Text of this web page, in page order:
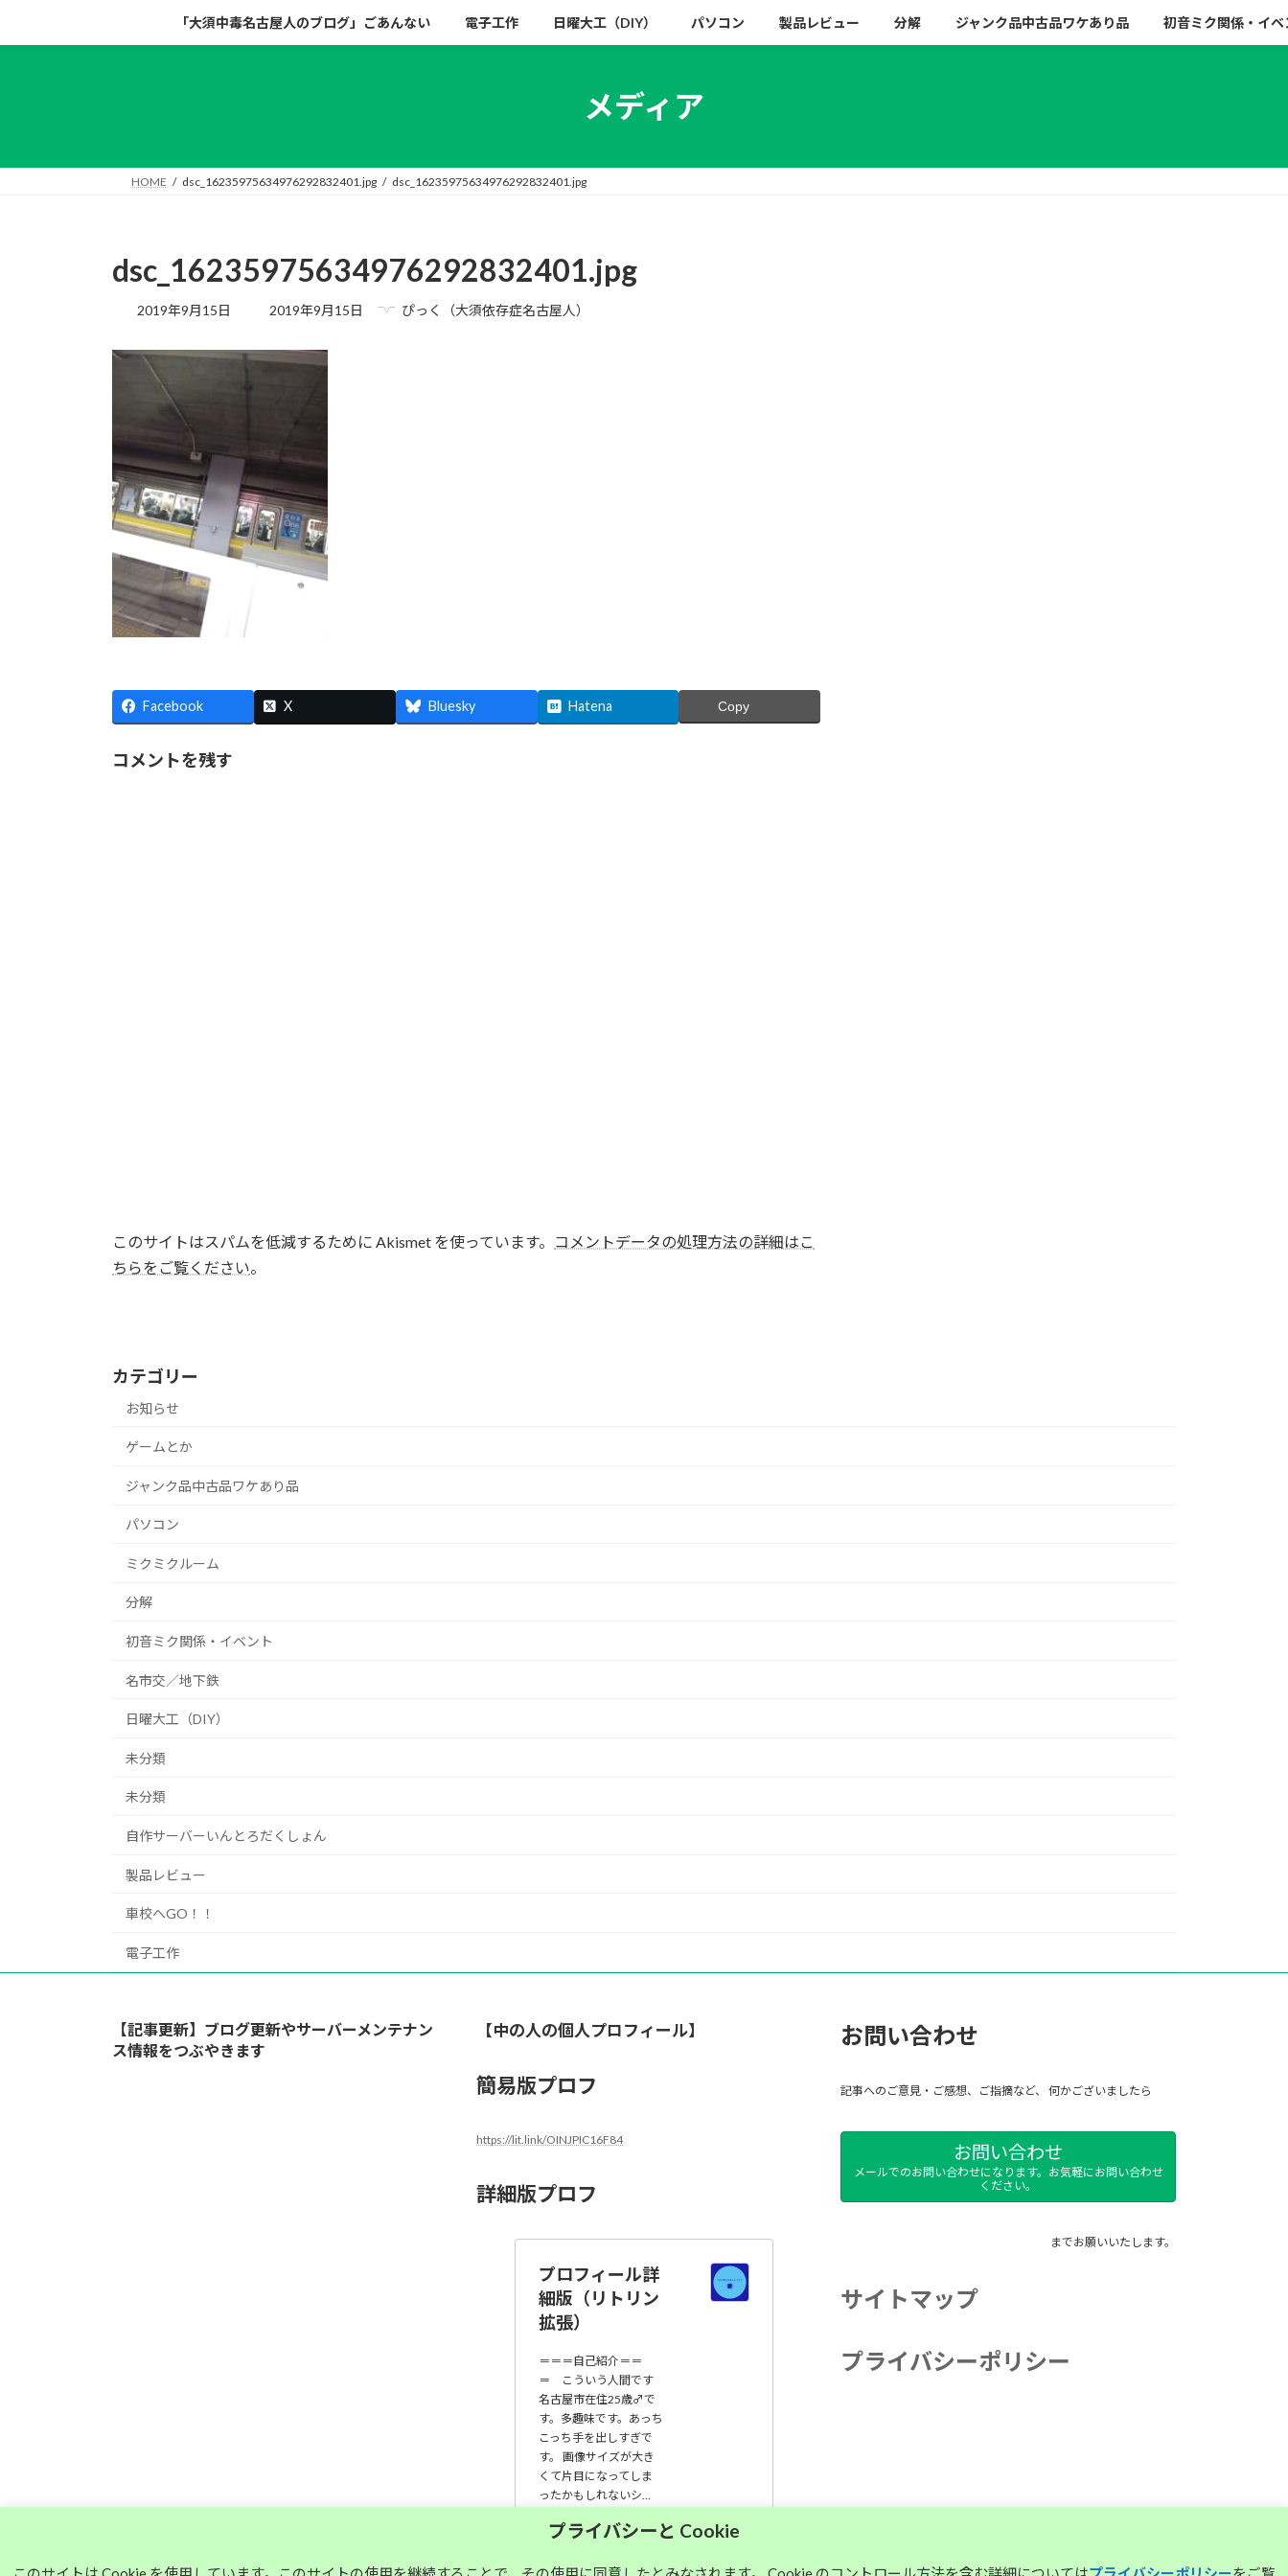
キ
に
「大須中毒名古屋人のブログ」ごあんない 電子工作 日曜大工（DIY） パソコン 製品レビュー 分解 ジャンク品中古品ワケあり品 初音ミク関係・イベ
メディア
HOME dsc_16235975634976292832401.jpg dsc_16235975634976292832401.jpg
dsc_16235975634976292832401.jpg
2019年9月15日
最
更
新
2019年9月15日 ぴっく（大須依存症名古屋人）
Facebook X Bluesky Hatena Copy
コメントを残す
このサイトはスパムを低減するために Akismet を使っています。
コメントデータの処理方法の詳細はこ
ちらをご覧ください。
カテゴリー
お知らせ
ゲームとか
ジャンク品中古品ワケあり品
パソコン
ミクミクルーム
分解
初音ミク関係・イベント
名市交／地下鉄
日曜大工（DIY）
未分類
未分類
自作サーバーいんとろだくしょん
製品レビュー
車校へGO！！
電子工作
【記事更新】ブログ更新やサーバーメンテナン
ス情報をつぶやきます
【中の人の個人プロフィール】
簡易版プロフ
https://lit.link/OINJPIC16F84
詳細版プロフ
プロフィール詳
細版（リトリン
拡張）
＝＝＝自己紹介＝＝
＝ こういう人間です
名古屋市在住25歳♂で
す。多趣味です。あっち
こっち手を出しすぎで
す。 画像サイズが大き
くて片目になってしま
ったかもしれないシ…
大須中毒名古屋人
お問い合わせ
記事へのご意見・ご感想、ご指摘など、 何かございましたら
お問い合わせ
メールでのお問い合わせになります。お気軽にお問い合わせ
ください。
までお願いいたします。
サイトマップ
プライバシーポリシー
プライバシーと Cookie